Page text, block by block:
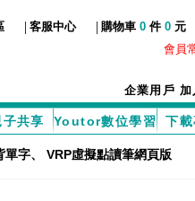
| 客服中心 | 購物車 0 件 0 元
會員
企業用戶加
子共享 Youtor數位學習 下
單字、 VRP虛擬點讀筆網頁版